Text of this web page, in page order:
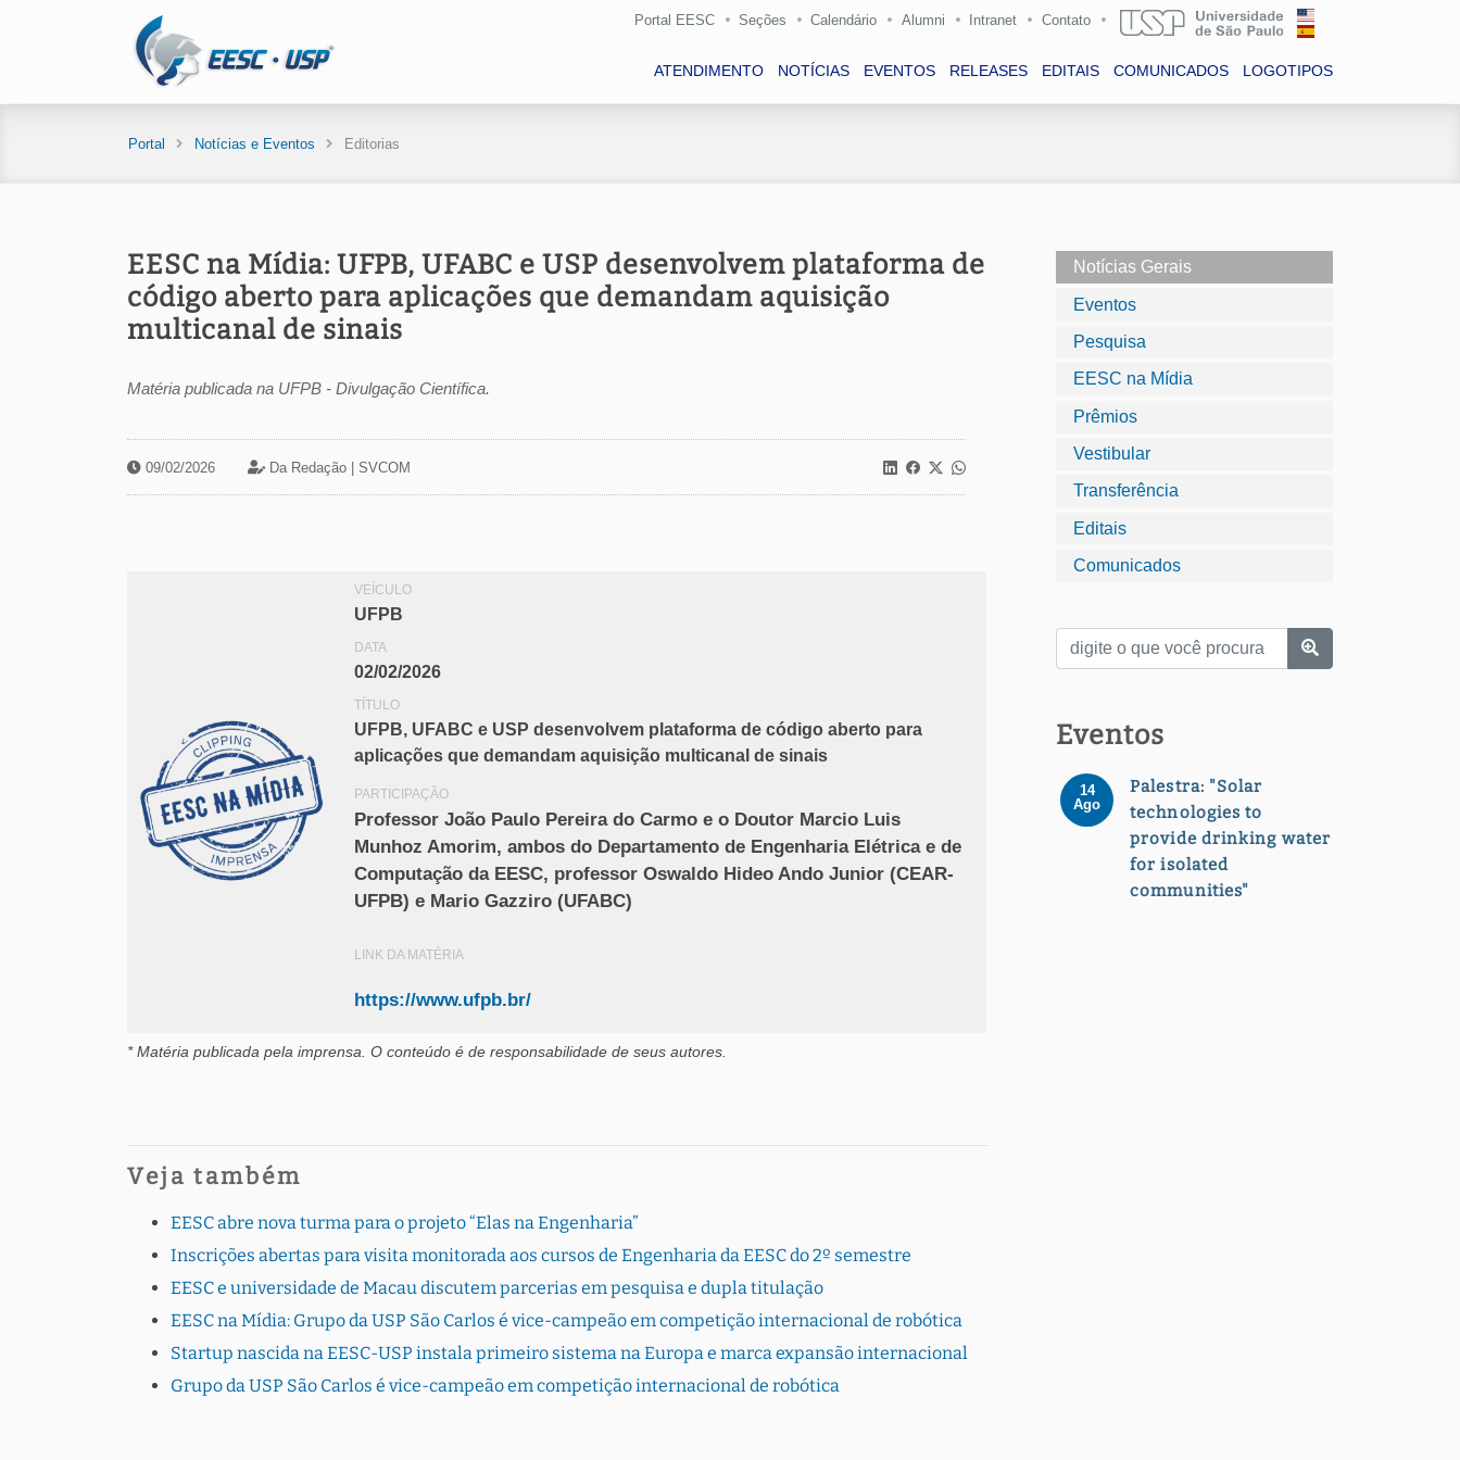
Portal EESC Seções Calendário Alumni Intranet Contato
ATENDIMENTO NOTÍCIAS EVENTOS RELEASES EDITAIS COMUNICADOS LOGOTIPOS
Portal Notícias e Eventos Editorias
EESC na Mídia: UFPB, UFABC e USP desenvolvem plataforma de
código aberto para aplicações que demandam aquisição
multicanal de sinais
Matéria publicada na UFPB - Divulgação Científica.
09/02/2026 Da Redação | SVCOM
VEÍCULO
UFPB
DATA
02/02/2026
TÍTULO
UFPB, UFABC e USP desenvolvem plataforma de código aberto para
aplicações que demandam aquisição multicanal de sinais
PARTICIPAÇÃO
Professor João Paulo Pereira do Carmo e o Doutor Marcio Luis
Munhoz Amorim, ambos do Departamento de Engenharia Elétrica e de
Computação da EESC, professor Oswaldo Hideo Ando Junior (CEAR-
UFPB) e Mario Gazziro (UFABC)
LINK DA MATÉRIA
https://www.ufpb.br/
* Matéria publicada pela imprensa . O conteúdo é de responsabilidade de seus autores.
Veja também
EESC abre nova turma para o projeto “Elas na Engenharia”
Inscrições abertas para visita monitorada aos cursos de Engenharia da EESC do 2º semestre
EESC e universidade de Macau discutem parcerias em pesquisa e dupla titulação
EESC na Mídia: Grupo da USP São Carlos é vice-campeão em competição internacional de robótica
Startup nascida na EESC-USP instala primeiro sistema na Europa e marca expansão internacional
Grupo da USP São Carlos é vice-campeão em competição internacional de robótica
Notícias Gerais
Eventos
Pesquisa
EESC na Mídia
Prêmios
Vestibular
Transferência
Editais
Comunicados
Eventos
14
Ago
Palestra: "Solar
technologies to
provide drinking water
for isolated
communities"